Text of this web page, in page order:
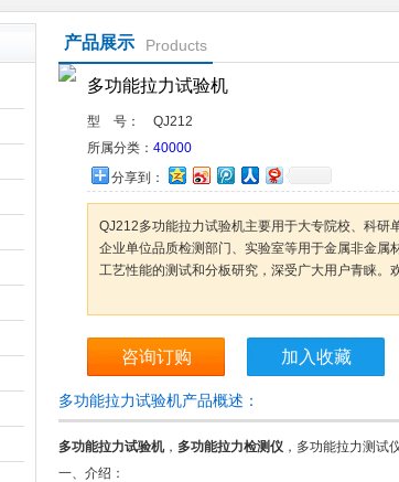
产品展示 Products
多功能拉力试验机
型 号：
QJ212
所属分类： 40000
分享到：
QJ212多功能拉力试验机主要用于大专院校、科研
企业单位品质检测部门、实验室等用于金属非金属
工艺性能的测试和分板研究，深受广大用户青睐。
咨询订购 加入收藏
多功能拉力试验机产品概述：
多功能拉力试验机， 多功能拉力检测仪 ，多功能拉力测试
一、 介绍：